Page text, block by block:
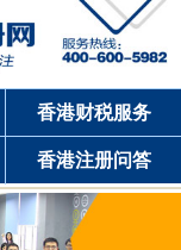
香港财税服务
香港注册问答